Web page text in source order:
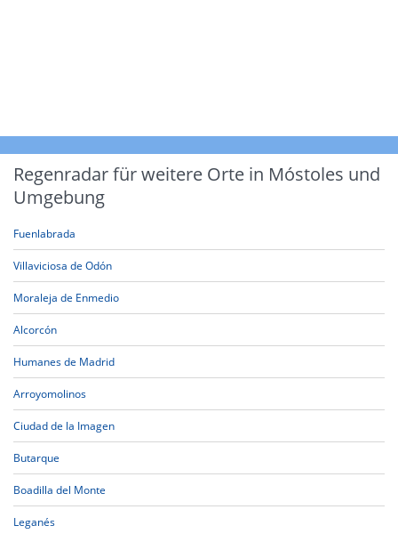
Regenradar für weitere Orte in Móstoles und
Umgebung
Fuenlabrada
Villaviciosa de Odón
Moraleja de Enmedio
Alcorcón
Humanes de Madrid
Arroyomolinos
Ciudad de la Imagen
Butarque
Boadilla del Monte
Leganés